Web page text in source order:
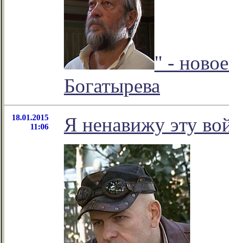
" -
Богатырева
18.01.2015
11:06
Я ненавижу эту